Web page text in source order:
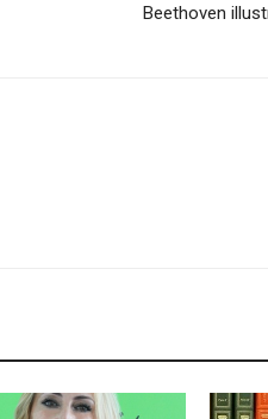
Beethoven